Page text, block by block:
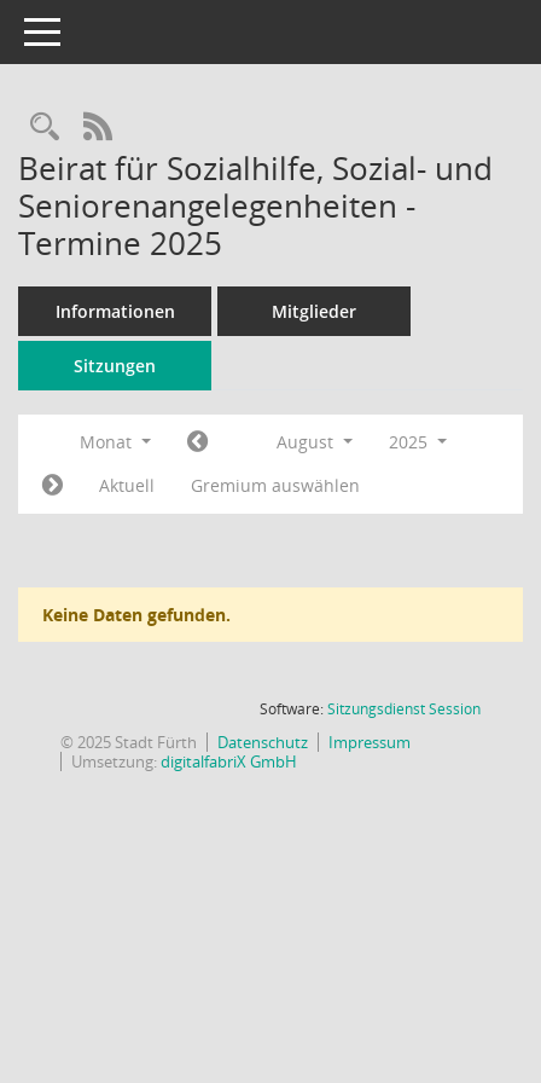
Toggle navigation
Rechercheauswahl
RSS-Feed
Beirat für Sozialhilfe, Sozial- und
Seniorenangelegenheiten -
Termine 2025
Informationen Mitglieder
Sitzungen
Monat August
2025
Aktuell
Gremium auswählen
Keine Daten gefunden.
Software:SitzungsdienstSession(Wird in
© 2025 Stadt Fürth Datenschutz
Impressum
Umsetzung:digitalfabriX GmbH